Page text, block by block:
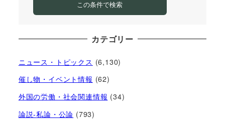
この条件で検索
カテゴリー
ニュース・トピックス (6,130)
催し物・イベント情報 (62)
外国の労働・社会関連情報 (34)
論説-私論・公論 (793)